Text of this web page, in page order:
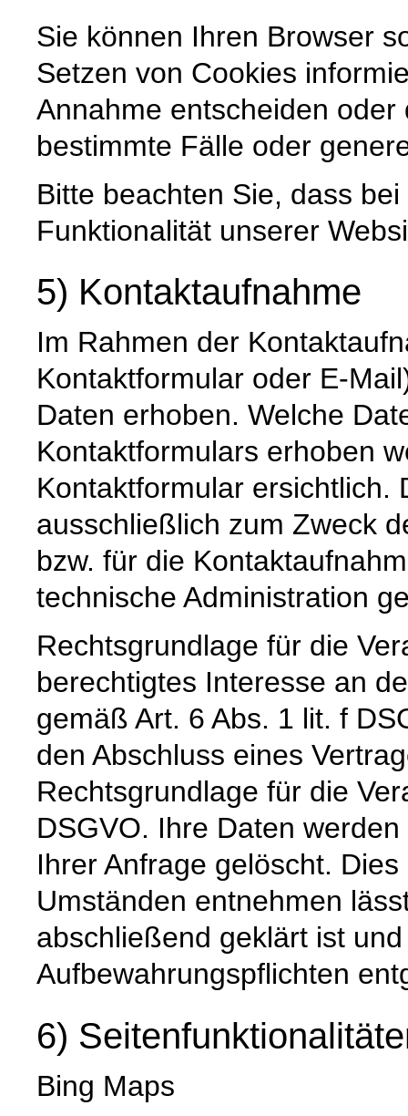
Sie können Ihren Browser
Setzen von Cookies
Annahme entscheiden
bestimmte Fälle oder
Bitte beachten Sie, dass
Funktionalität unserer
5) Kontaktaufnahme
Im Rahmen der
Kontaktformular oder E-
Daten erhoben. Welche
Kontaktformulars erhoben
Kontaktformular ersichtlich.
ausschließlich zum Zweck
bzw. für die
technische Administration
Rechtsgrundlage für die
berechtigtes Interesse an
gemäß Art. 6 Abs. 1 lit. f
den Abschluss eines
Rechtsgrundlage für die
DSGVO. Ihre Daten
Ihrer Anfrage gelöscht.
Umständen entnehmen
abschließend geklärt ist
Aufbewahrungspflichten
6)
Bing Maps